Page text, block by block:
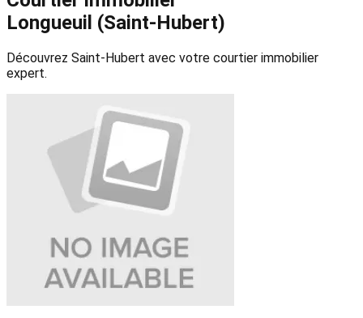
Longueuil (Saint-Hubert)
Découvrez Saint-Hubert avec votre courtier immobilier
expert.